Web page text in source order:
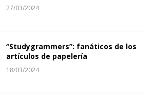
27/03/2024
“Studygrammers”: fanáticos de los
artículos de papelería
18/03/2024